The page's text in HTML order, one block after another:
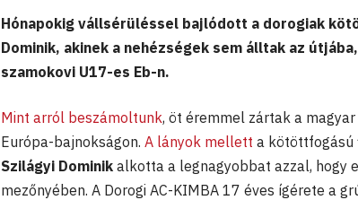
Hónapokig vállsérüléssel bajlódott a dorogiak
Dominik, akinek a nehézségek sem álltak az
szamokovi U17-es Eb-n.
Mint arról beszámoltunk, öt éremmel zártak a
Európa-bajnokságon. A lányok mellett a kötöttfogású
Szilágyi Dominik alkotta a legnagyobbat azzal, hogy
mezőnyében. A Dorogi AC-KIMBA 17 éves ígérete a